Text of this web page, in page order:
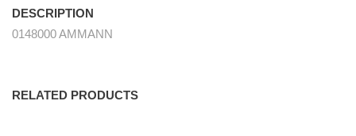
DESCRIPTION
0148000 AMMANN
RELATED PRODUCTS